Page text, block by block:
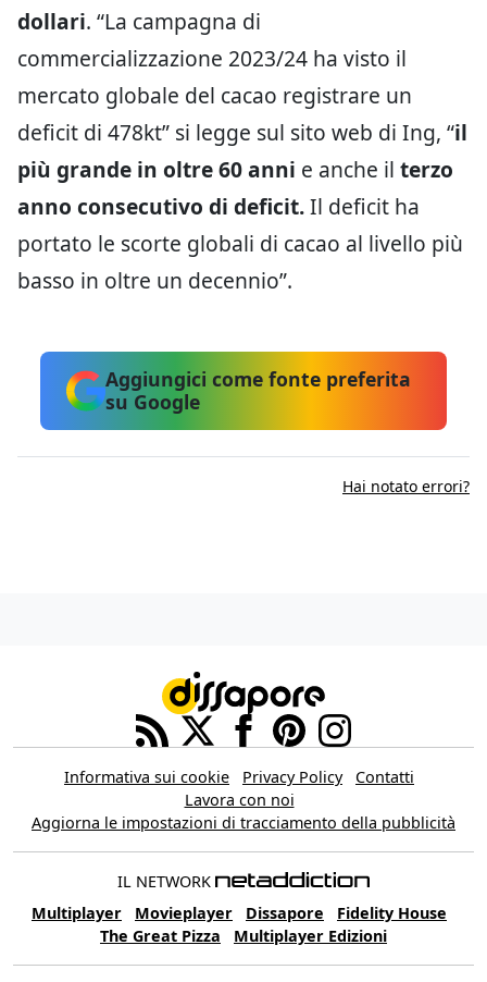
dollari. “La campagna di
commercializzazione 2023/24 ha visto il
mercato globale del cacao registrare un
deficit di 478kt” si legge sul sito web di Ing, “il
più grande in oltre 60 anni e anche il terzo
anno consecutivo di deficit.Il deficit ha
portato le scorte globali di cacao al livello più
basso in oltre un decennio”.
Aggiungici come fonte preferita
su Google
Hai notato errori?
Informativa sui cookie Privacy Policy
Contatti
Lavora con noi
Aggiorna le impostazioni di tracciamento della pubblicità
IL NETWORK
Multiplayer
Movieplayer Dissapore
Fidelity House
The Great Pizza
Multiplayer Edizioni